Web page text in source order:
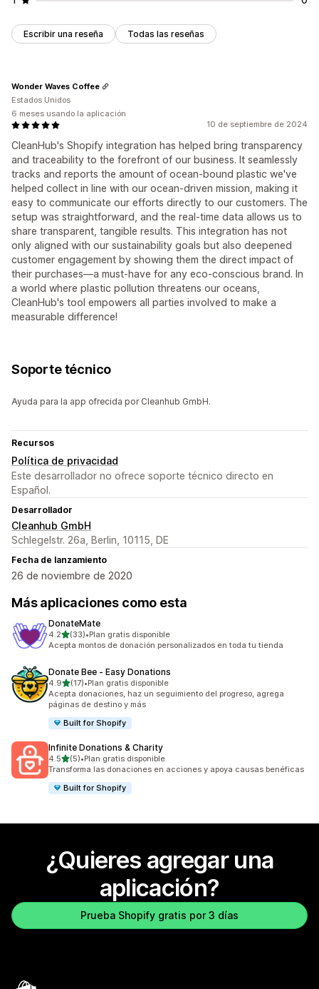
Escribir una reseña Todas las reseñas
10 de septiembre de 2024
CleanHub's Shopify integration has helped bring transparency
and traceability to the forefront of our business. It seamlessly
tracks and reports the amount of ocean-bound plastic we've
helped collect in line with our ocean-driven mission, making it
easy to communicate our efforts directly to our customers. The
setup was straightforward, and the real-time data allows us to
share transparent, tangible results. This integration has not
only aligned with our sustainability goals but also deepened
customer engagement by showing them the direct impact of
their purchases—a must-have for any eco-conscious brand. In
a world where plastic pollution threatens our oceans,
CleanHub's tool empowers all parties involved to make a
measurable difference!
Wonder Waves Coffee
Estados Unidos
6 meses usando la aplicación
Soporte técnico
Ayuda para la app ofrecida por Cleanhub GmbH.
Recursos
Política de privacidad
Este desarrollador no ofrece soporte técnico directo en
Español.
Desarrollador
Cleanhub GmbH
Schlegelstr. 26a, Berlin, 10115, DE
Fecha de lanzamiento
26 de noviembre de 2020
Más aplicaciones como esta
DonateMate
4.2de 5 estrellas
(33)
33 reseñas en total
•Plan gratis disponible
Acepta montos de donación personalizados en toda tu tienda
Donate Bee ‑ Easy Donations
4.9de 5 estrellas
(17)
17 reseñas en total
•Plan gratis disponible
Acepta donaciones, haz un seguimiento del progreso, agrega
páginas de destino y más
Built for Shopify
Infinite Donations & Charity
4.5de 5 estrellas
(5)
5 reseñas en total
•Plan gratis disponible
Transforma las donaciones en acciones y apoya causas benéficas
Built for Shopify
¿Quieres agregar una
aplicación?
Prueba Shopify gratis por 3 días